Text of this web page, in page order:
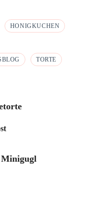
HONIGKUCHEN
TORTE